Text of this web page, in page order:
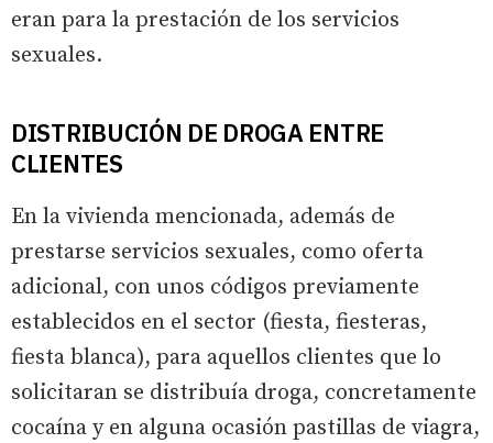
eran para la prestación de los servicios
sexuales.
DISTRIBUCIÓN DE DROGA ENTRE
CLIENTES
En la vivienda mencionada, además de
prestarse servicios sexuales, como oferta
adicional, con unos códigos previamente
establecidos en el sector (fiesta, fiesteras,
fiesta blanca), para aquellos clientes que lo
solicitaran se distribuía droga, concretamente
cocaína y en alguna ocasión pastillas de viagra,